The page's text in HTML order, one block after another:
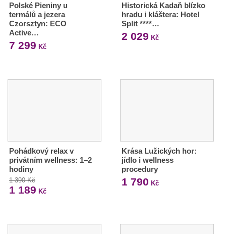
Polské Pieniny u
termálů a jezera
Czorsztyn: ECO
Active…
7 299 Kč
Historická Kadaň blízko
hradu i kláštera: Hotel
Split ****…
2 029 Kč
Pohádkový relax v
privátním wellness: 1–2
hodiny
1 390 Kč
1 189 Kč
Krása Lužických hor:
jídlo i wellness
procedury
1 790 Kč